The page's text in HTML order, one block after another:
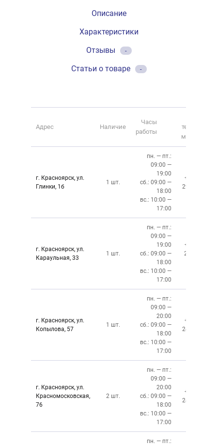
Описание
Характеристики
Отзывы
-
Статьи о товаре -
Адрес Наличие
Часы
работы
телефона
магазина
г. Красноярск, ул.
Глинки, 1б
1 шт.
пн. — пт.:
09:00 —
19:00
сб.: 09:00 —
18:00
вс.: 10:00 —
17:00
+7 (391)
294-02-02
г. Красноярск, ул.
Караульная, 33
1 шт.
пн. — пт.:
09:00 —
19:00
сб.: 09:00 —
18:00
вс.: 10:00 —
17:00
+7 (391)
219‒01‒
г. Красноярск, ул.
Копылова, 57
1 шт.
пн. — пт.:
09:00 —
20:00
сб.: 09:00 —
18:00
вс.: 10:00 —
17:00
+7 (391)
243-76-13
г. Красноярск, ул.
Красномосковская,
76
2 шт.
пн. — пт.:
09:00 —
20:00
сб.: 09:00 —
18:00
вс.: 10:00 —
17:00
+7 (391)
243-83-01
пн. — пт.: